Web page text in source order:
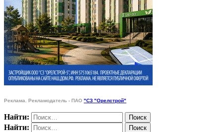
Реклама. Рекламодатель - ПАО "СЗ "Орелстрой"
Найти:
Найти: